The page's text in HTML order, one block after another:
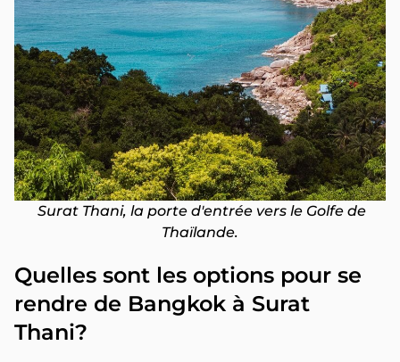
Surat Thani, la porte d'entrée vers le Golfe de
Thaïlande.
Quelles sont les options pour se
rendre de Bangkok à Surat
Thani?